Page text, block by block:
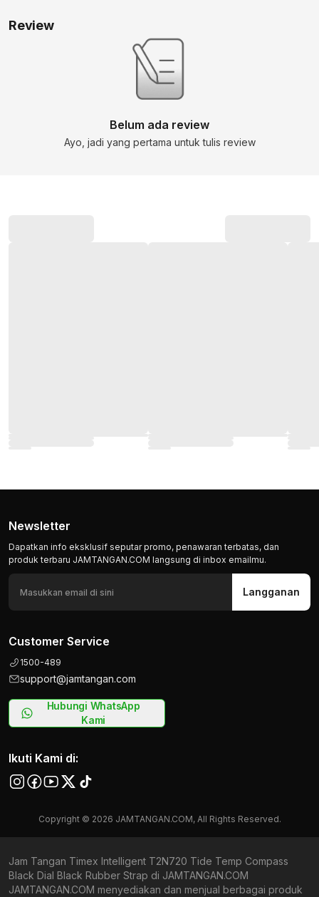
Newsletter
Dapatkan info eksklusif seputar promo, penawaran terbatas, dan
produk terbaru JAMTANGAN.COM langsung di inbox emailmu.
Langganan
Customer Service
1500-489
support@jamtangan.com
Hubungi WhatsApp
Kami
Ikuti Kami di:
Copyright © 2026 JAMTANGAN.COM, All Rights Reserved.
Jam Tangan Timex Intelligent T2N720 Tide Temp Compass
Black Dial Black Rubber Strap di JAMTANGAN.COM
JAMTANGAN.COM menyediakan dan menjual berbagai produk
Review
Belum ada review
Ayo, jadi yang pertama untuk tulis review